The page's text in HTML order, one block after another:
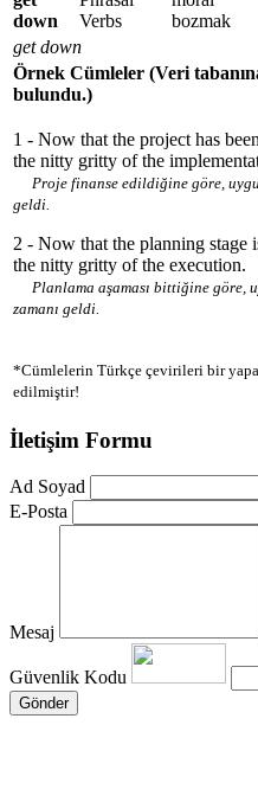
down
Verbs
bozmak
get down
Örnek Cümleler (Veri
bulundu.)
1 - Now that the project has
the nitty gritty of the
Proje finanse edildiğine göre,
geldi.
2 - Now that the planning stage
the nitty gritty of the execution.
Planlama aşaması bittiğine göre,
zamanı geldi.
*Cümlelerin Türkçe çevirileri bir
edilmiştir!
İletişim Formu
Ad Soyad
E-Posta
Mesaj
Güvenlik Kodu
Gönder